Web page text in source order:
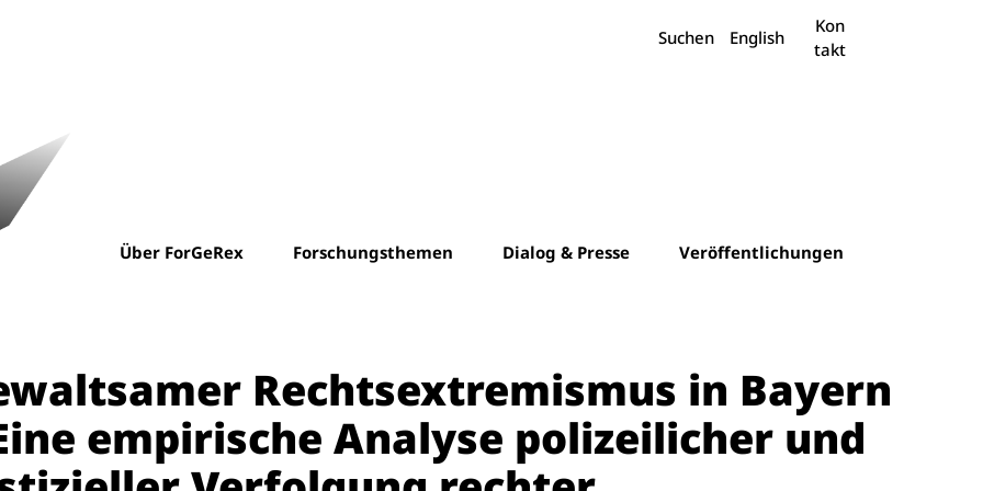
Suchen English
Kon
takt
Über ForGeRex Forschungsthemen Dialog & Presse Veröffentlichungen
Rechtsextremismus in Bayern
empirische Analyse polizeilicher und